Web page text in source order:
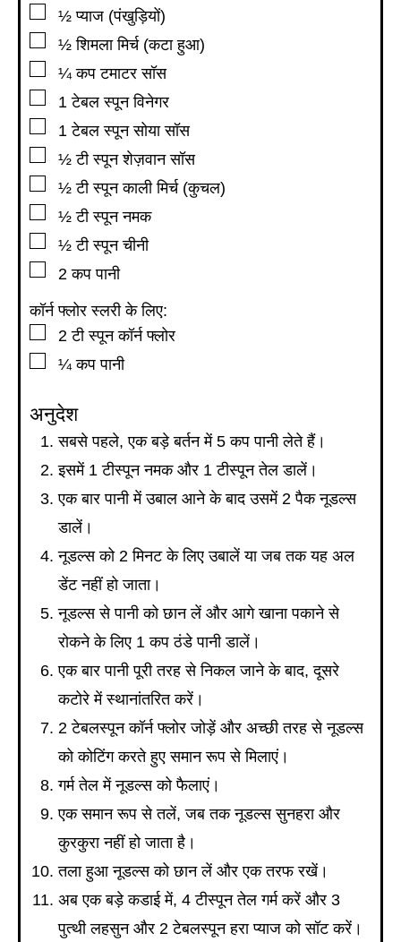
▢
½ प्याज (पंखुड़ियों)
▢
½ शिमला मिर्च (कटा हुआ)
▢
¼ कप टमाटर सॉस
▢
1 टेबल स्पून विनेगर
▢
1 टेबल स्पून सोया सॉस
▢
½ टी स्पून शेज़वान सॉस
▢
½ टी स्पून काली मिर्च (कुचल)
▢
½ टी स्पून नमक
▢
½ टी स्पून चीनी
▢
2 कप पानी
कॉर्न फ्लोर स्लरी के लिए:
▢
2 टी स्पून कॉर्न फ्लोर
▢
¼ कप पानी
अनुदेश
सबसे पहले, एक बड़े बर्तन में 5 कप पानी लेते हैं।
इसमें 1 टीस्पून नमक और 1 टीस्पून तेल डालें।
एक बार पानी में उबाल आने के बाद उसमें 2 पैक नूडल्स
डालें।
नूडल्स को 2 मिनट के लिए उबालें या जब तक यह अल
डेंट नहीं हो जाता।
नूडल्स से पानी को छान लें और आगे खाना पकाने से
रोकने के लिए 1 कप ठंडे पानी डालें।
एक बार पानी पूरी तरह से निकल जाने के बाद, दूसरे
कटोरे में स्थानांतरित करें।
2 टेबलस्पून कॉर्न फ्लोर जोड़ें और अच्छी तरह से नूडल्स
को कोटिंग करते हुए समान रूप से मिलाएं।
गर्म तेल में नूडल्स को फैलाएं।
एक समान रूप से तलें, जब तक नूडल्स सुनहरा और
कुरकुरा नहीं हो जाता है।
तला हुआ नूडल्स को छान लें और एक तरफ रखें।
अब एक बड़े कडाई में, 4 टीस्पून तेल गर्म करें और 3
पुत्थी लहसुन और 2 टेबलस्पून हरा प्याज को सॉट करें।